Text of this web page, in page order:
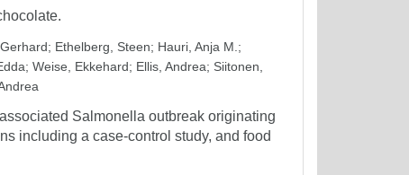
; Ethelberg, Steen; Hauri, Anja M. ;
; Weise, Ekkehard; Ellis, Andrea; Siitonen,
Salmonella outbreak originating
including a case-control study, and food